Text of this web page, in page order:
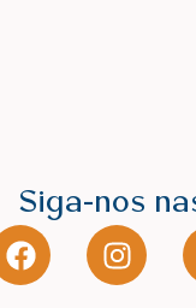
Siga-nos
F
a
I
n